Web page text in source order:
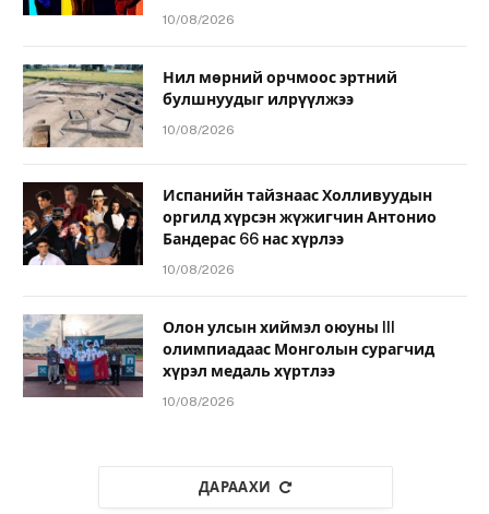
10/08/2026
Нил мөрний орчмоос эртний
булшнуудыг илрүүлжээ
10/08/2026
Испанийн тайзнаас Холливуудын
оргилд хүрсэн жүжигчин Антонио
Бандерас 66 нас хүрлээ
10/08/2026
Олон улсын хиймэл оюуны III
олимпиадаас Монголын сурагчид
хүрэл медаль хүртлээ
10/08/2026
ДАРААХИ